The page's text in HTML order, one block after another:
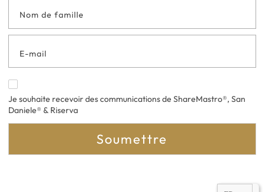
en bas de
page
Je souhaite recevoir des communications de ShareMastro®, San
Daniele® & Riserva
Soumettre